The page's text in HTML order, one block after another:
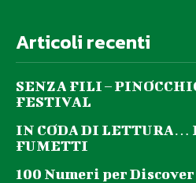
Articoli recenti
SENZA FILI –
FESTIVAL
IN CODA DI LETTURA…
FUMETTI
100 Numeri per